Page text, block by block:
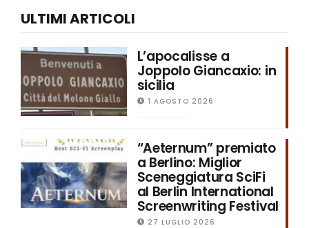
ULTIMI ARTICOLI
L’apocalisse a
Joppolo Giancaxio: in
sicilia
1 AGOSTO 2026
“Aeternum” premiato
a Berlino: Miglior
Sceneggiatura SciFi
al Berlin International
Screenwriting Festival
27 LUGLIO 2026